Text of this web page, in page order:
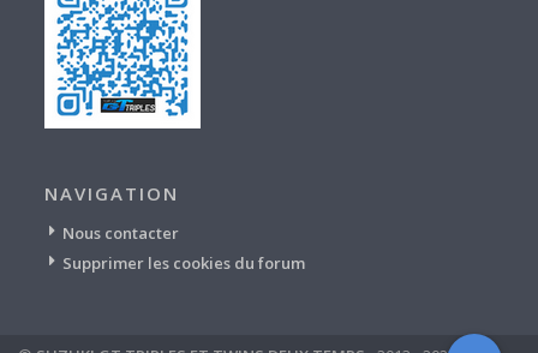
NAVIGATION
Nous contacter
Supprimer les cookies du forum